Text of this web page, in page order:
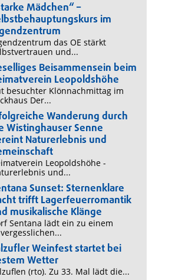
Mädchen“ –
im
das OE stärkt
und...
Beisammensein beim
Leopoldshöhe
besuchter Klönnachmittag im
Der...
Wanderung durch
Wistinghauser Senne
Naturerlebnis und
Leopoldshöhe -
und...
Sunset: Sternenklare
trifft Lagerfeuerromantik
musikalische Klänge
Sentana lädt ein zu einem
Weinfest startet bei
Wetter
(rto). Zu 33. Mal lädt die...